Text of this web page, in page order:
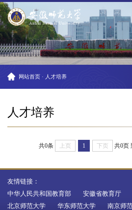
网站首页 · 人才培养
人才培养
共0条 上页 1 下页 共0页
友情链接：
中华人民共和国教育部
安徽省教育厅
北京师范大学
华东师范大学 南京师